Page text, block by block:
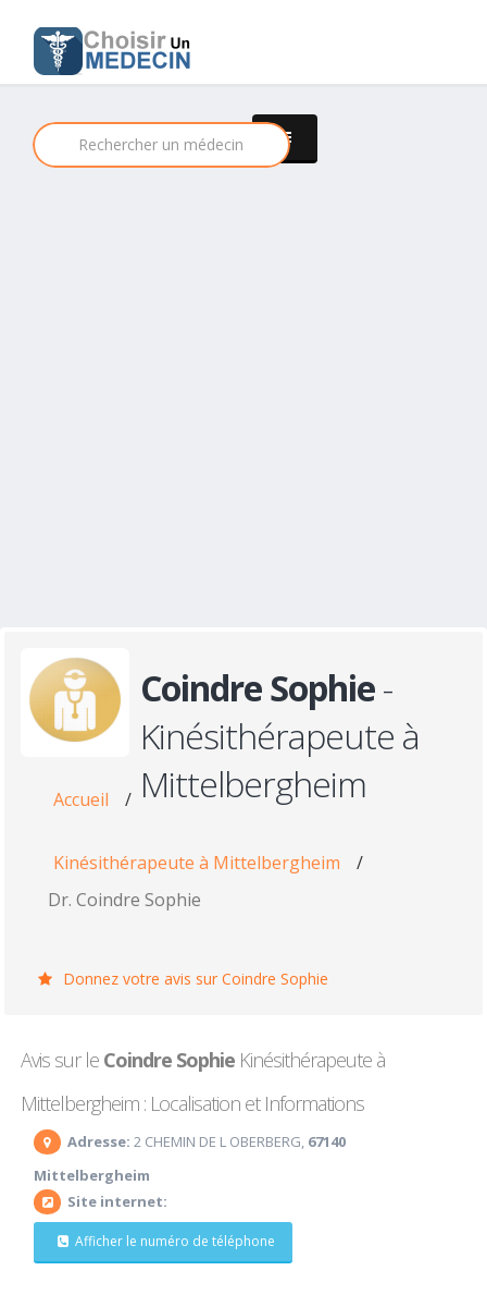
Coindre Sophie-
Kinésithérapeute à
Mittelbergheim
Accueil /
Kinésithérapeute à Mittelbergheim
/
Dr. Coindre Sophie
Donnez votre avis sur Coindre Sophie
Avis sur le Coindre Sophie Kinésithérapeute à
Mittelbergheim : Localisation et Informations
Adresse: 2 CHEMIN DE L OBERBERG, 67140
Mittelbergheim
Site internet:
Afficher le numéro de téléphone